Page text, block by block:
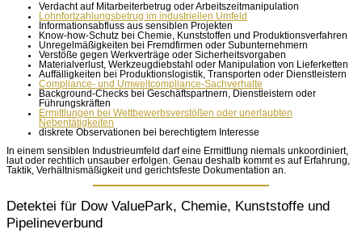
Verdacht auf Mitarbeiterbetrug oder Arbeitszeitmanipulation
Lohnfortzahlungsbetrug im industriellen Umfeld
Informationsabfluss aus sensiblen Projekten
Know-how-Schutz bei Chemie, Kunststoffen und Produktionsverfahren
Unregelmäßigkeiten bei Fremdfirmen oder Subunternehmern
Verstöße gegen Werkverträge oder Sicherheitsvorgaben
Materialverlust, Werkzeugdiebstahl oder Manipulation von Lieferketten
Auffälligkeiten bei Produktionslogistik, Transporten oder Dienstleistern
Compliance- und Umweltcompliance-Sachverhalte
Background-Checks bei Geschäftspartnern, Dienstleistern oder
Führungskräften
Ermittlungen bei Wettbewerbsverstößen oder unerlaubten
Nebentätigkeiten
diskrete Observationen bei berechtigtem Interesse
In einem sensiblen Industrieumfeld darf eine Ermittlung niemals unkoordiniert,
laut oder rechtlich unsauber erfolgen. Genau deshalb kommt es auf Erfahrung,
Taktik, Verhältnismäßigkeit und gerichtsfeste Dokumentation an.
Detektei für Dow ValuePark, Chemie, Kunststoffe und
Pipelineverbund